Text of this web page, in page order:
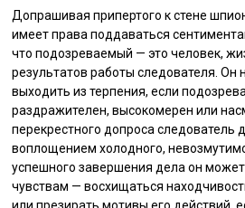
Допрашивая припертого к стене
имеет права поддаваться
что подозреваемый — это человек,
результатов работы следователя. Он
выходить из терпения, если
раздражителен, высокомерен или
перекрестного допроса следователь
воплощением холодного,
успешного завершения дела он
чувствам — восхищаться